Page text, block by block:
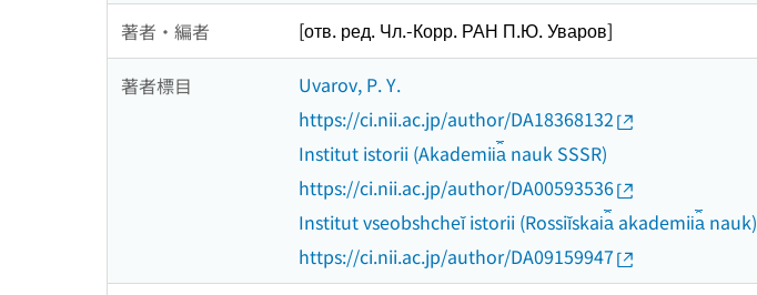
著者・編者 [отв. ред. Чл.-Корр. РАН П.Ю. Уваров]
著者標目
Uvarov, P. Y.
https://ci.nii.ac.jp/author/DA18368132
Institut istorii (Akademii︠a︡ nauk SSSR)
https://ci.nii.ac.jp/author/DA00593536
Institut vseobshcheĭ istorii (Rossiĭskai︠a︡ akademii︠a︡ nauk)
https://ci.nii.ac.jp/author/DA09159947